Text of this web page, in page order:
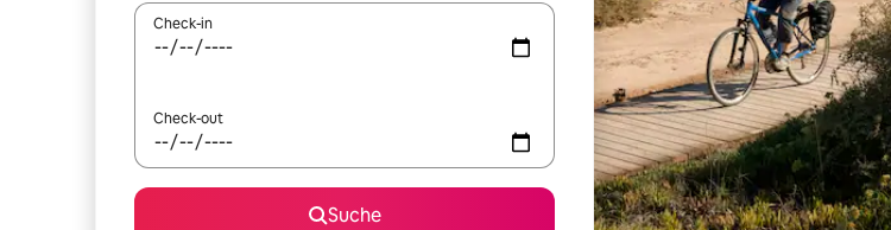
Check-in
Check-out
Suche